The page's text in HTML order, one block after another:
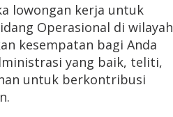
lowongan kerja untuk
Operasional di wilayah
kesempatan bagi Anda
yang baik, teliti,
untuk berkontribusi